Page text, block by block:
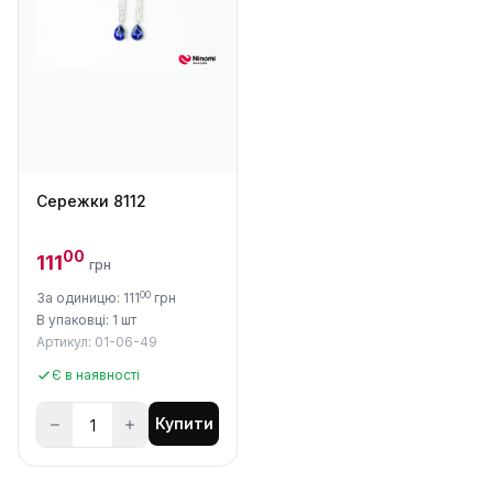
Сережки 8112
11100 грн
За одиницю: 11100 грн
В упаковці: 1 шт
Артикул: 01-06-49
Є в наявності
Купити